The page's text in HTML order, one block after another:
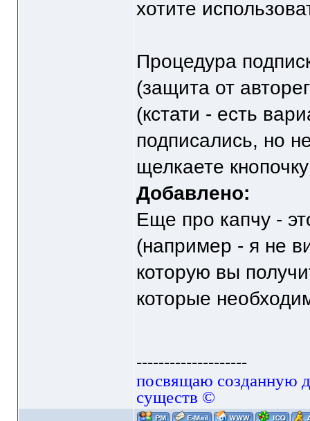
хотите
Процедура
(защита от
(кстати - есть
подписались, но
щелкаете
Добавлено:
Еще про капчу -
(например - я не
которую вы
которые
--------------------
посвящаю созданную
существ ©